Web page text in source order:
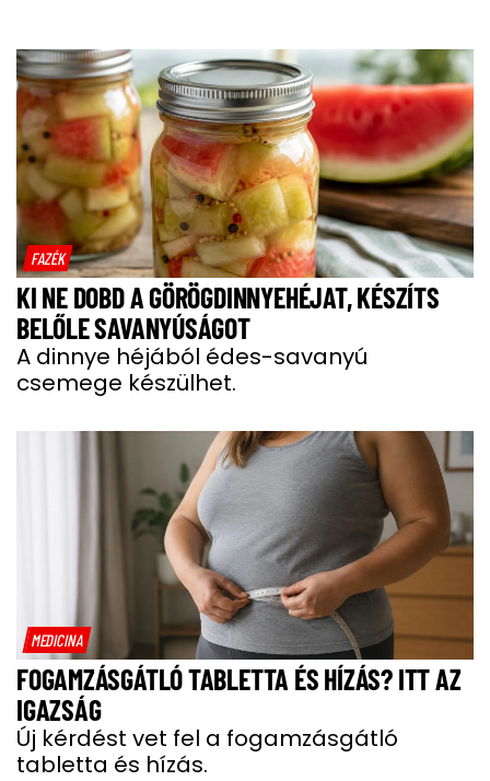
FAZÉK
KI NE DOBD A GÖRÖGDINNYEHÉJAT, KÉSZÍTS
BELŐLE SAVANYÚSÁGOT
A dinnye héjából édes-savanyú
csemege készülhet.
MEDICINA
FOGAMZÁSGÁTLÓ TABLETTA ÉS HÍZÁS? ITT AZ
IGAZSÁG
Új kérdést vet fel a fogamzásgátló
tabletta és hízás.